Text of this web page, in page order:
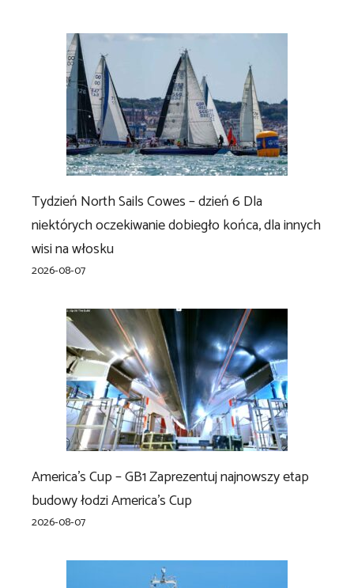
Tydzień North Sails Cowes – dzień 6 Dla
niektórych oczekiwanie dobiegło końca, dla innych
wisi na włosku
2026-08-07
America’s Cup – GB1 Zaprezentuj najnowszy etap
budowy łodzi America’s Cup
2026-08-07